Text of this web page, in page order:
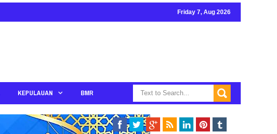
Friday 7, Aug 2026
KEPULAUAN BMR